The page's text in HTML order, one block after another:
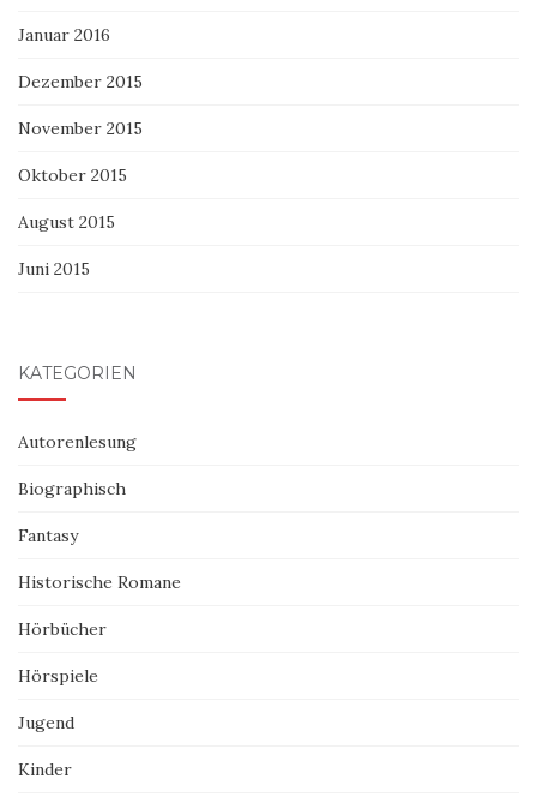
Januar 2016
Dezember 2015
November 2015
Oktober 2015
August 2015
Juni 2015
KATEGORIEN
Autorenlesung
Biographisch
Fantasy
Historische Romane
Hörbücher
Hörspiele
Jugend
Kinder